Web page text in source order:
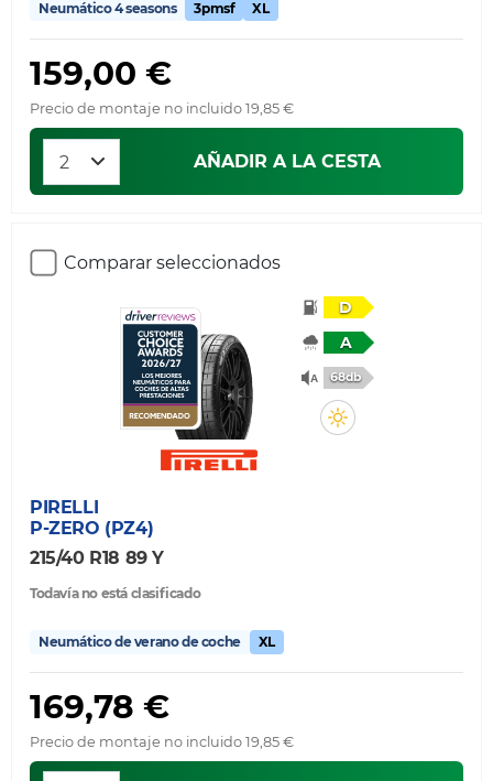
Neumático 4 seasons 3pmsf XL
159,00 €
Precio de montaje no incluido 19,85 €
AÑADIR A LA CESTA
Comparar seleccionados
D
A
68db
PIRELLI
P-ZERO (PZ4)
215/40 R18 89 Y
Todavía no está clasificado
Neumático de verano de coche XL
169,78 €
Precio de montaje no incluido 19,85 €